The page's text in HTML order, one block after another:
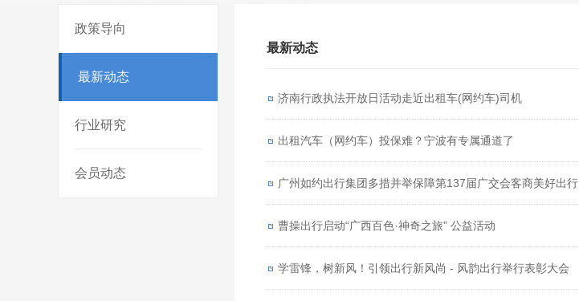
政策导向
最新动态
行业研究
会员动态
最新动态
济南行政执法开放日活动走近出租车(网约车)司机
出租汽车（网约车）投保难？宁波有专属通道了
广州如约出行集团多措并举保障第137届广交会客商美好出行
曹操出行启动“广西百色·神奇之旅” 公益活动
学雷锋，树新风！引领出行新风尚 - 风韵出行举行表彰大会